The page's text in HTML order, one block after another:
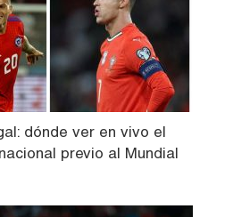
dónde ver en vivo el
previo al Mundial